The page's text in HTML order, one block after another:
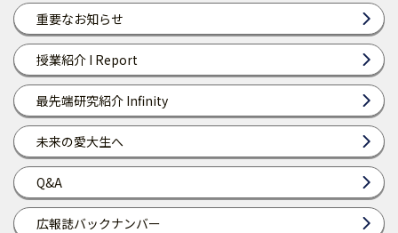
重要なお知らせ
授業紹介 I Report
最先端研究紹介 Infinity
未来の愛大生へ
Q&A
広報誌バックナンバー